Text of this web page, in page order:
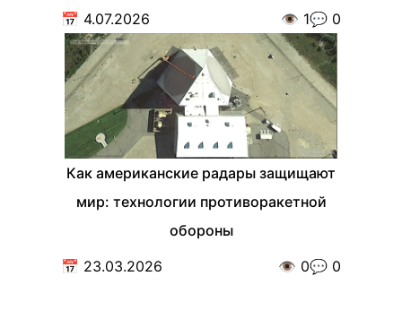
📅 4.07.2026 👁️ 1💬 0
Как американские радары защищают
мир: технологии противоракетной
обороны
📅 23.03.2026 👁️ 0💬 0